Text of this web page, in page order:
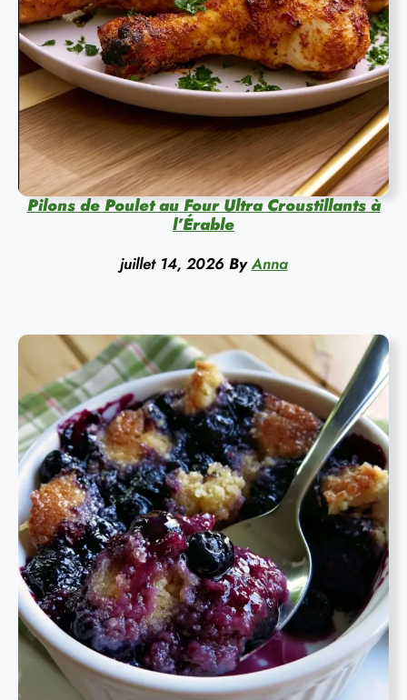
Pilons de Poulet au Four Ultra Croustillants à
l’Érable
juillet 14, 2026 By Anna